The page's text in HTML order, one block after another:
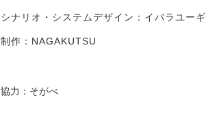
シナリオ・システムデザイン：イバラユーギ
制作：NAGAKUTSU
協力：そがべ